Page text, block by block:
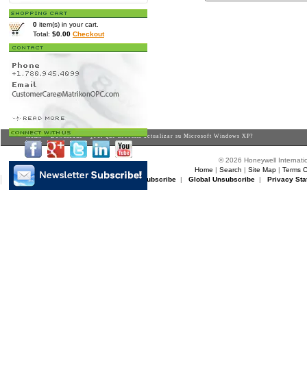
0 item(s) in your cart.
Total: $0.00 Checkout
Home>Downloads> ¿Por qué necesita actualizar su Microsoft Windows XP?
© 2026 Honeywell
Home | Search | Site Map| Terms
Matrikon Subscribe |Matrikon Unsubscribe| Global Unsubscribe| Privacy